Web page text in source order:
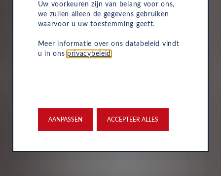
uw bedrijf te beheren.
verzekering. De maandelijkse kosten omvatten een
Uw voorkeuren zijn van belang voor ons,
we zullen alleen de gegevens gebruiken
waarvoor u uw toestemming geeft.
Meer informatie over ons databeleid vindt
u in ons privacybeleid
AANPASSEN ACCEPTEER ALLES